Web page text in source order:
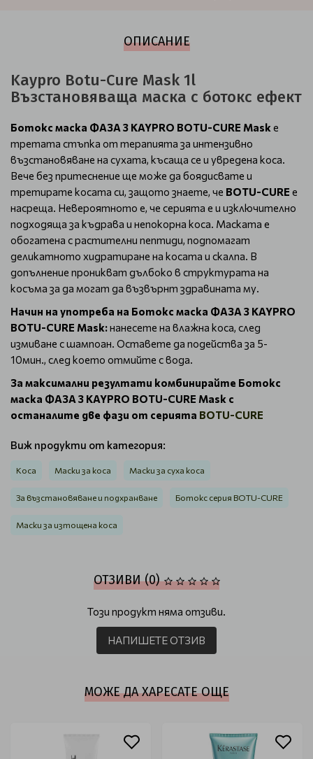
ОПИСАНИЕ
Kaypro Botu-Cure Mask 1l
Възстановяваща маска с ботокс ефект
Ботокс маска ФАЗА 3 KAYPRO BOTU-CURE Mask е
третата стъпка от терапията за интензивно
възстановяване на сухата, късаща се и увредена коса.
Вече без притеснение ще може да боядисвате и
третирате косата си, защото знаете, че BOTU-CURE е
насреща. Невероятното е, че серията е и изключително
подходяща за къдрава и непокорна коса. Маската е
обогатена с растителни пептиди, подпомагат
деликатното хидратиране на косата и скалпа. В
допълнение проникват дълбоко в структурата на
косъма за да могат да възвърнт здравината му.
Начин на употреба на Ботокс маска ФАЗА 3 KAYPRO
BOTU-CURE Mask:нанесете на влажна коса, след
измиване с шампоан. Оставете да подейства за 5-
10мин., след което отмийте с вода.
За максимални резултати комбинирайте Ботокс
маска ФАЗА 3 KAYPRO BOTU-CURE Mask с
останалите две фази от серията BOTU-CURE
Виж продукти от категория:
Коса Маски за коса Маски за суха коса
За възстановяване и подхранване Ботокс серия BOTU-CURE
Маски за изтощена коса
ОТЗИВИ (0)
Този продукт няма отзиви.
НАПИШЕТЕ ОТЗИВ
МОЖЕ ДА ХАРЕСАТЕ ОЩЕ